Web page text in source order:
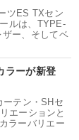
ツES TXセン
ルは、TYPE-
ー、そしてベ
ラーが新登
ーテン・SHセ
エーションと
ラーバリエー